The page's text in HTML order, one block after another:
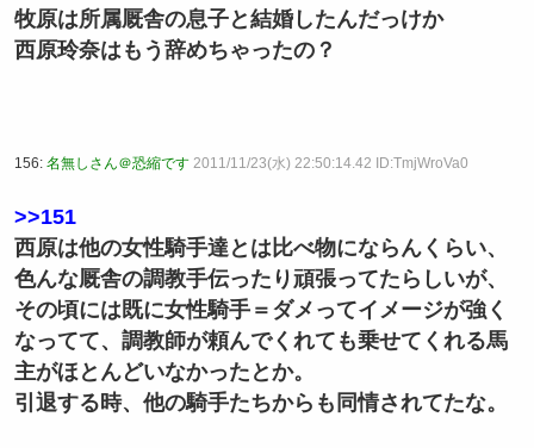
牧原は所属厩舎の息子と結婚したんだっけか
西原玲奈はもう辞めちゃったの？
156: 名無しさん＠恐縮です 2011/11/23(水) 22:50:14.42 ID:TmjWroVa0
>>151
西原は他の女性騎手達とは比べ物にならんくらい、
色んな厩舎の調教手伝ったり頑張ってたらしいが、
その頃には既に女性騎手＝ダメってイメージが強く
なってて、調教師が頼んでくれても乗せてくれる馬
主がほとんどいなかったとか。
引退する時、他の騎手たちからも同情されてたな。